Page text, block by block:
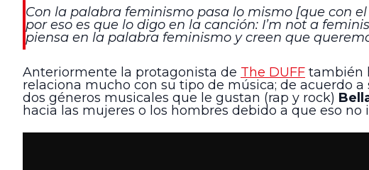
Con la palabra feminismo pasa lo mismo [que con
por eso es que lo digo en la canción: I’m not a
piensa en la palabra feminismo y creen que
Anteriormente la protagonista de The DUFF también
relaciona mucho con su tipo de música; de acuerdo
dos géneros musicales que le gustan (rap y rock)
hacia las mujeres o los hombres debido a que eso